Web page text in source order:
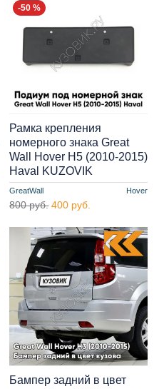
-50 %
GreatWall Hover
Рамка крепления
номерного знака Great
Wall Hover H5 (2010-2015)
Haval KUZOVIK
800 руб. 400 руб.
Бампер задний в цвет